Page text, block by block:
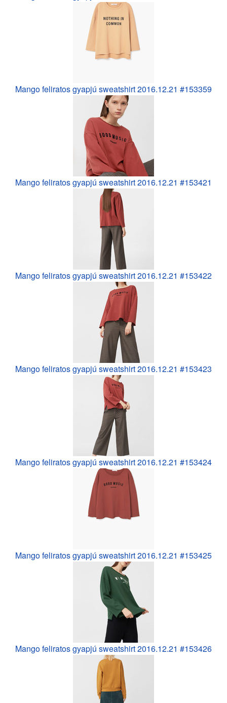
Mango feliratos gyapjú sweatshirt 2016.12.21 #153359
Mango feliratos gyapjú sweatshirt 2016.12.21 #153421
Mango feliratos gyapjú sweatshirt 2016.12.21 #153422
Mango feliratos gyapjú sweatshirt 2016.12.21 #153423
Mango feliratos gyapjú sweatshirt 2016.12.21 #153424
Mango feliratos gyapjú sweatshirt 2016.12.21 #153425
Mango feliratos gyapjú sweatshirt 2016.12.21 #153426